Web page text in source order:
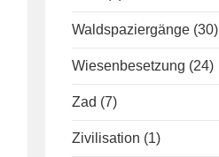
Waldspaziergänge (30)
Wiesenbesetzung (24)
Zad (7)
Zivilisation (1)